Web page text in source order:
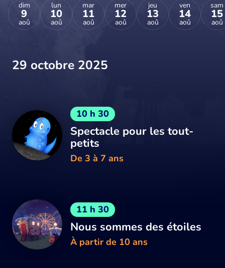
dim
9
aoû
lun
10
aoû
mar
11
aoû
mer
12
aoû
jeu
13
aoû
ven
14
aoû
sam
15
aoû
29 octobre 2025
10 h 30
Spectacle pour les tout-
petits
De 3 à 7 ans
11 h 30
Nous sommes des étoiles
À partir de 10 ans